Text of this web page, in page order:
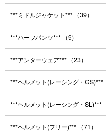
***ミドルジャケット*** （39）
***ハーフパンツ*** （9）
***アンダーウェア*** （23）
***ヘルメット(レーシング・GS)***
***ヘルメット(レーシング・SL)***
***ヘルメット(フリー)*** （71）